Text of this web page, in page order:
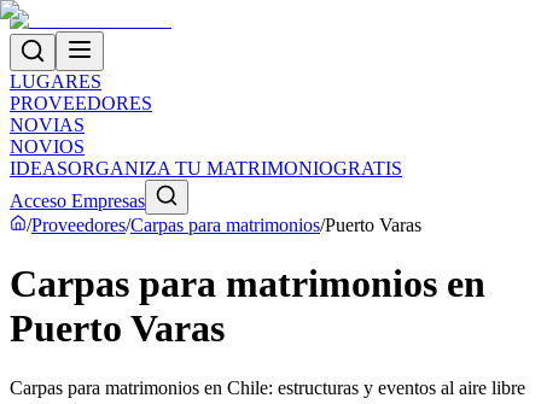
LUGARES
PROVEEDORES
NOVIAS
NOVIOS
IDEASORGANIZA TU MATRIMONIOGRATIS
Acceso Empresas
/Proveedores/Carpas para matrimonios/Puerto Varas
Carpas para matrimonios en
Puerto Varas
Carpas para matrimonios en Chile: estructuras y eventos al aire libre